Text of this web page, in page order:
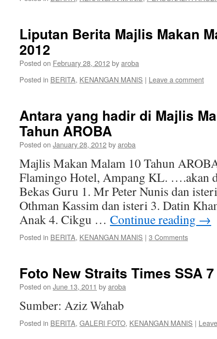
Liputan Berita Majlis Makan
2012
Posted on February 28, 2012byaroba
Posted in BERITA, KENANGAN MANIS | Leave a comment
Antara yang hadir di Majlis
Tahun AROBA
Posted on January 28, 2012byaroba
Majlis Makan Malam 10 Tahun
Flamingo Hotel, Ampang KL. ….akan
Bekas Guru 1. Mr Peter Nunis dan
Othman Kassim dan isteri 3. Datin
Anak 4. Cikgu … Continue reading →
Posted in BERITA, KENANGAN MANIS | 3 Comments
Foto New Straits Times SSA
Posted on June 13, 2011 byaroba
Sumber: Aziz Wahab
Posted in BERITA, GALERI FOTO, KENANGAN MANIS |